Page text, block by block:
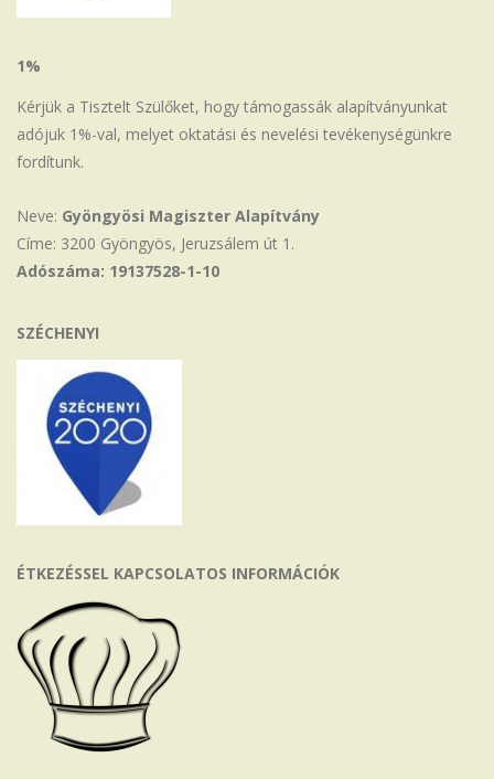
1%
Kérjük a Tisztelt Szülőket, hogy támogassák alapítványunkat
adójuk 1%-val, melyet oktatási és nevelési tevékenységünkre
fordítunk.
Neve: Gyöngyösi Magiszter Alapítvány
Címe: 3200 Gyöngyös, Jeruzsálem út 1.
Adószáma: 19137528-1-10
SZÉCHENYI
ÉTKEZÉSSEL KAPCSOLATOS INFORMÁCIÓK